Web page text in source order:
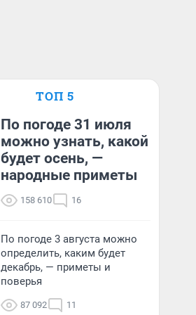
ТОП 5
По погоде 31 июля
можно узнать, какой
будет осень, —
народные приметы
158 610 16
По погоде 3 августа можно
определить, каким будет
декабрь, — приметы и
поверья
87 092 11